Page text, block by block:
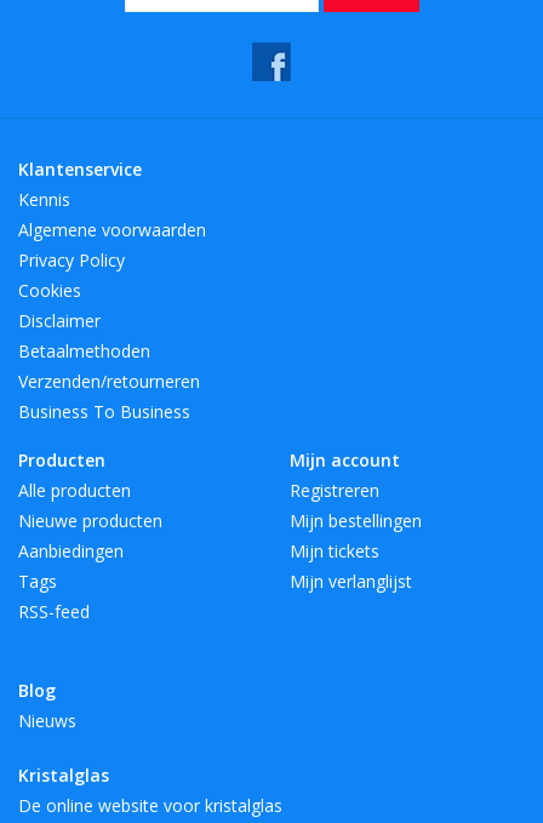
Klantenservice
Kennis
Algemene voorwaarden
Privacy Policy
Cookies
Disclaimer
Betaalmethoden
Verzenden/retourneren
Business To Business
Producten
Alle producten
Nieuwe producten
Aanbiedingen
Tags
RSS-feed
Blog
Nieuws
Mijn account
Registreren
Mijn bestellingen
Mijn tickets
Mijn verlanglijst
Kristalglas
De online website voor kristalglas